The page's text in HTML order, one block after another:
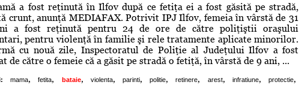
a fost reţinută în Ilfov după ce fetiţa ei a fost găsită pe stradă,
crunt, anunţă MEDIAFAX. Potrivit IPJ Ilfov, femeia în vârstă de 31
a fost reţinută pentru 24 de ore de către poliţiştii oraşului
pentru violenţă în familie şi rele tratamente aplicate minorilor.
cu nouă zile, Inspectoratul de Poliţie al Judeţului Ilfov a fost
de către o femeie că a găsit pe stradă o fetiţă, în vârstă de 9 ani, ...
mama, fetita, bataie, violenta, parinti, politie, retinere, arest, infratiune, protectie,